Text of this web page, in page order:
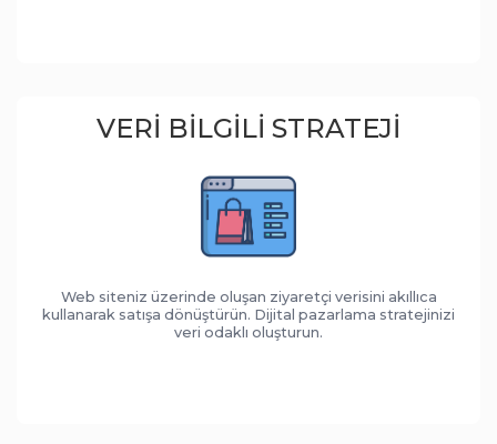
VERI BILGILI STRATEJI
Web siteniz üzerinde oluşan ziyaretçi verisini akıllıca
kullanarak satışa dönüştürün. Dijital pazarlama stratejinizi
veri odaklı oluşturun.